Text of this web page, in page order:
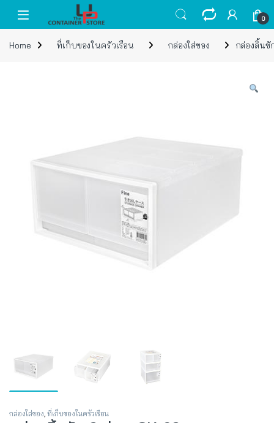
Open 0
Home ที่เก็บของในครัวเรือน กล่องใส่ของ กล่องลิ้นชั
กล่องใส่ของ,ที่เก็บของในครัวเรือน